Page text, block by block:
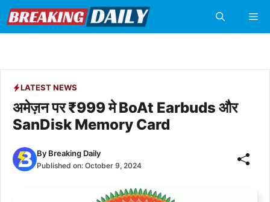
content
LATEST NEWS
अमेज़न पर ₹999 मे BoAt Earbuds और
SanDisk Memory Card
By Breaking Daily
Published on: October 9, 2024